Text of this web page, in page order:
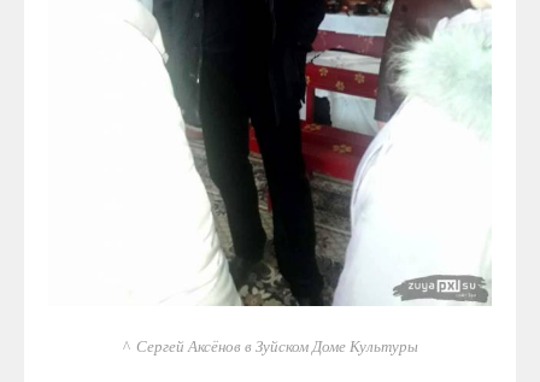
Сергей Аксёнов в Зуйском Доме Культуры